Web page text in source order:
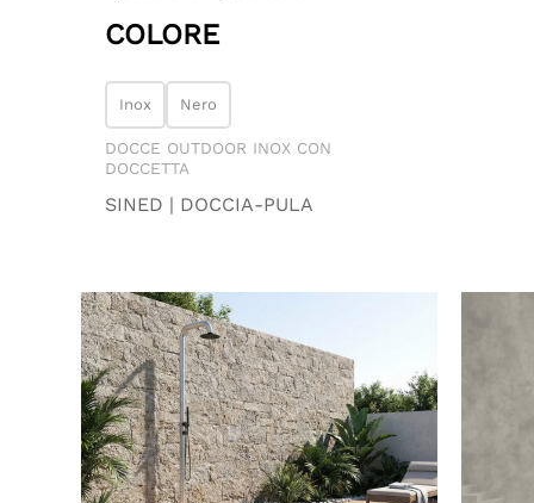
COLORE
Inox Nero
DOCCE OUTDOOR INOX CON
DOCCETTA
SINED | DOCCIA-PULA
prezzo:
da
2,654.00 €
a
3,154.00 €